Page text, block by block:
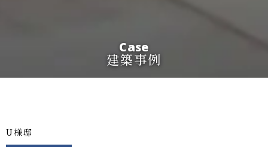
Case
建築事例
U様邸